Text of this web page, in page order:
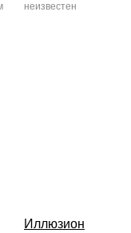
неизвестен
Иллюзион